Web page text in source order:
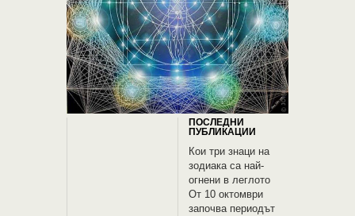
ПОСЛЕДНИ
ПУБЛИКАЦИИ
Кои три знаци на
зодиака са най-
огнени в леглото
От 10 октомври
започва периодът